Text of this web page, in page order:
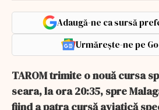
Adaugă-ne ca sursă
Urmărește-ne pe
TAROM trimite o nouă cursa
seara, la ora 20:35, spre
fiind a patra cursă aviatică